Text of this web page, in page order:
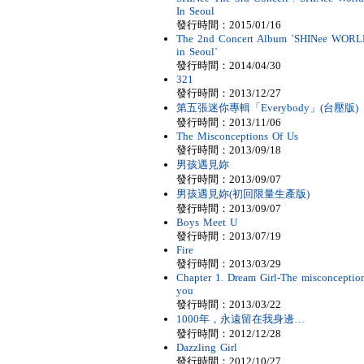
In Seoul
發行時間：2015/01/16
The 2nd Concert Album `SHINee
in Seoul`
發行時間：2014/04/30
321
發行時間：2013/12/27
第五張迷你專輯「Everybody」(台壓版)
發行時間：2013/11/06
The Misconceptions Of Us
發行時間：2013/09/18
男孩遇見妳
發行時間：2013/09/07
男孩遇見妳(初回限量生產版)
發行時間：2013/09/07
Boys Meet U
發行時間：2013/07/19
Fire
發行時間：2013/03/29
Chapter 1. Dream Girl-The
you
發行時間：2013/03/22
1000年，永遠留在我身邊…
發行時間：2012/12/28
Dazzling Girl
發行時間：2012/10/27